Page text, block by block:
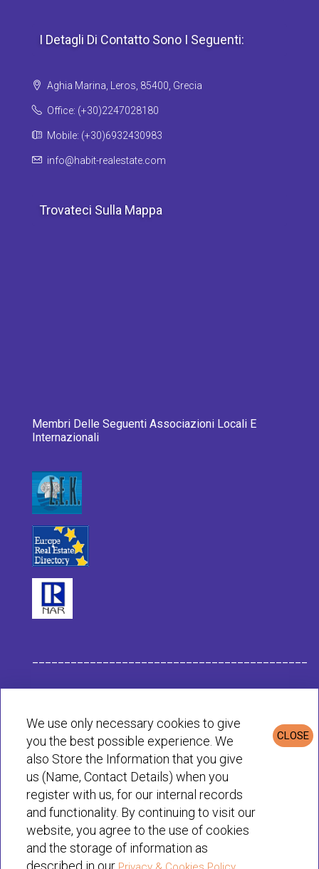
I Detagli Di Contatto Sono I Seguenti:
Aghia Marina, Leros, 85400, Grecia
Office: (+30)2247028180
Mobile: (+30)6932430983
info@habit-realestate.com
Trovateci Sulla Mappa
Membri Delle Seguenti Associazioni Locali E
Internazionali
Informativa sulla Privacy e sui Cookie
© Habit 2001-2025 All rights reserved
CLOSE
We use only necessary cookies to give
you the best possible experience. We
also Store the Information that you give
us (Name, Contact Details) when you
register with us, for our internal records
and functionality. By continuing to visit our
website, you agree to the use of cookies
and the storage of information as
described in our